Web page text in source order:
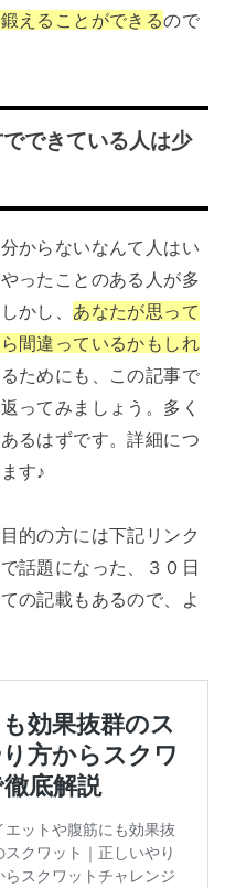
えることができるので
できている人は少
からないなんて人はい
ったことのある人が多
かし、 あなたが思って
間違っているかもしれ
ためにも、この記事で
ってみましょう。多く
るはずです。詳細につ
す♪
的の方には下記リンク
話題になった、３０日
の記載もあるので、よ